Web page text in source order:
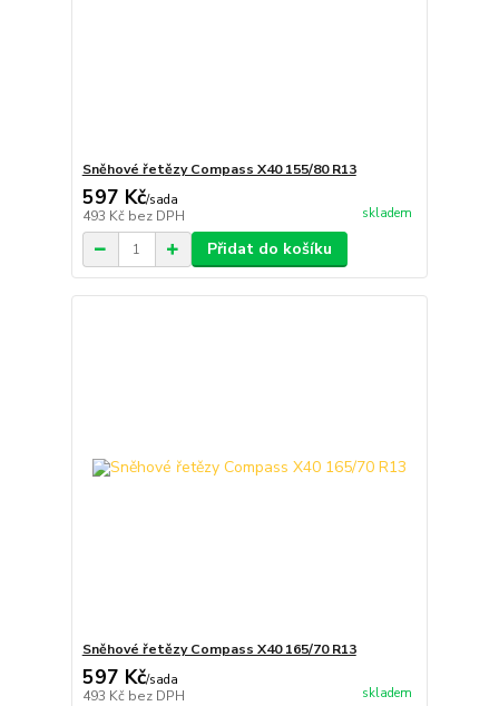
Sněhové řetězy Compass X40 155/80 R13
597 Kč/sada
493 Kč bez DPH skladem
Přidat do košíku
Sněhové řetězy Compass X40 165/70 R13
597 Kč/sada
493 Kč bez DPH skladem